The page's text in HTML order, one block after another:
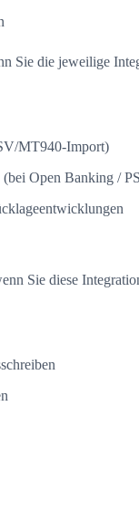
Sie die jeweilige
MT940-Import)
Open Banking /
Sie diese